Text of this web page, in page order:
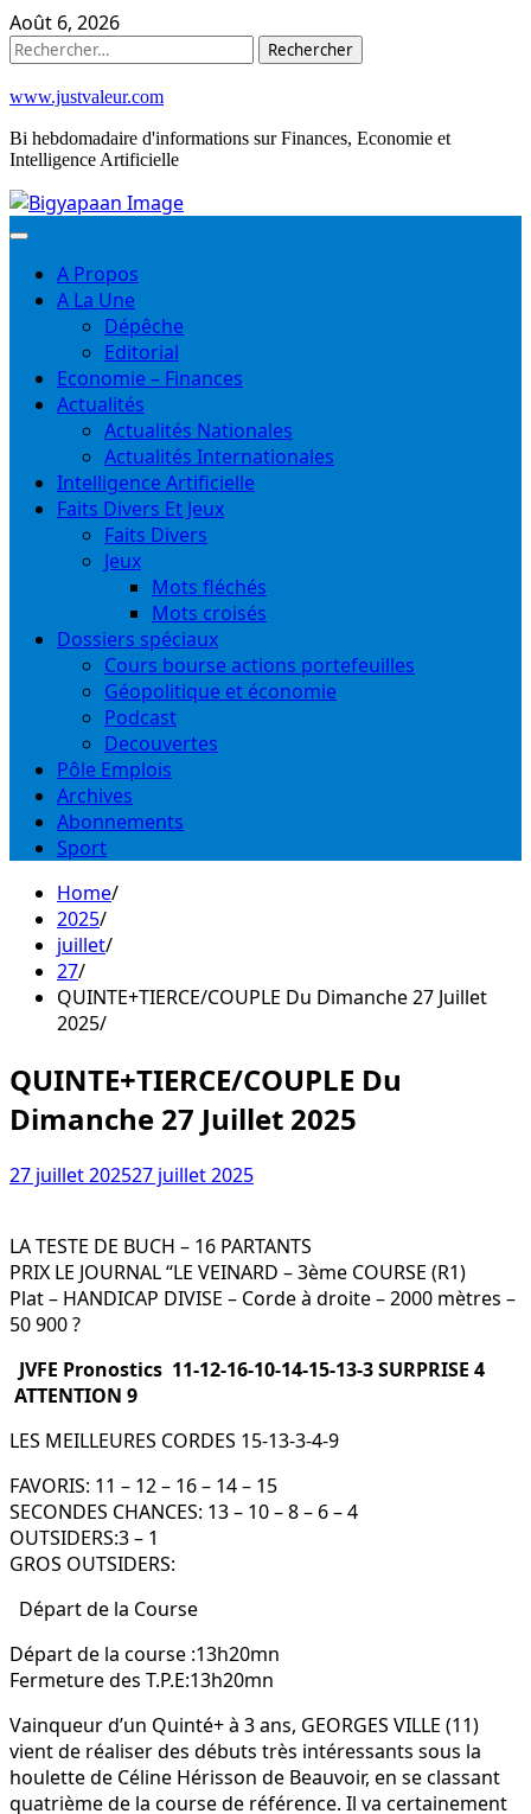
Skip
to
Août 6, 2026
Rechercher :
www.justvaleur.com
Bi hebdomadaire d'informations sur Finances, Economie et
Intelligence Artificielle
A Propos
A La Une
Dépêche
Editorial
Economie – Finances
Actualités
Actualités Nationales
Actualités Internationales
Intelligence Artificielle
Faits Divers Et Jeux
Faits Divers
Jeux
Mots fléchés
Mots croisés
Dossiers spéciaux
Cours bourse actions portefeuilles
Géopolitique et économie
Podcast
Decouvertes
Pôle Emplois
Archives
Abonnements
Sport
Home
2025
juillet
27
QUINTE+TIERCE/COUPLE Du Dimanche 27 Juillet
2025
QUINTE+TIERCE/COUPLE Du
Dimanche 27 Juillet 2025
27 juillet 202527 juillet 2025
LA TESTE DE BUCH – 16 PARTANTS
PRIX LE JOURNAL “LE VEINARD – 3ème COURSE (R1)
Plat – HANDICAP DIVISE – Corde à droite – 2000 mètres –
50 900 ?
JVFE Pronostics 11-12-16-10-14-15-13-3 SURPRISE 4
ATTENTION 9
LES MEILLEURES CORDES 15-13-3-4-9
FAVORIS: 11 – 12 – 16 – 14 – 15
SECONDES CHANCES: 13 – 10 – 8 – 6 – 4
OUTSIDERS:3 – 1
GROS OUTSIDERS:
Départ de la Course
Départ de la course :13h20mn
Fermeture des T.P.E:13h20mn
Vainqueur d’un Quinté+ à 3 ans, GEORGES VILLE (11)
vient de réaliser des débuts très intéressants sous la
houlette de Céline Hérisson de Beauvoir, en se classant
quatrième de la course de référence. Il va certainement